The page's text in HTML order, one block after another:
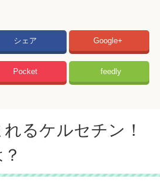
シェア Google+
Pocket feedly
るケルセチン！